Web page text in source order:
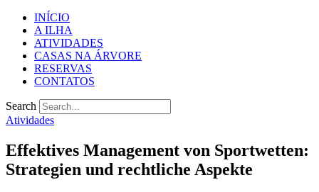
INÍCIO
A ILHA
ATIVIDADES
CASAS NA ÁRVORE
RESERVAS
CONTATOS
Search
Atividades
Effektives Management von Sportwetten:
Strategien und rechtliche Aspekte